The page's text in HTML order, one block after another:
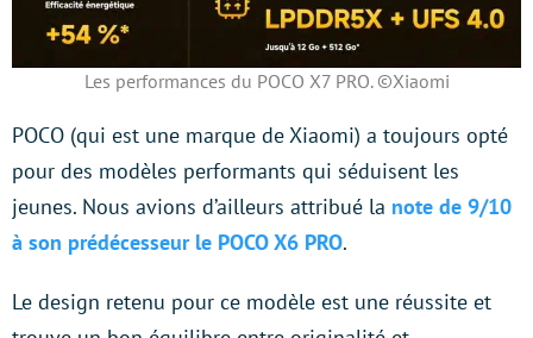
Les performances du POCO X7 PRO. ©Xiaomi
POCO (qui est une marque de Xiaomi) a toujours opté
pour des modèles performants qui séduisent les
jeunes. Nous avions d’ailleurs attribué la note de 9/10
à son prédécesseur le POCO X6 PRO.
Le design retenu pour ce modèle est une réussite et